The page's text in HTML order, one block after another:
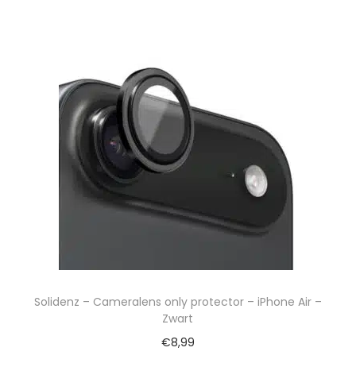
Solidenz – Cameralens only protector – iPhone Air –
Zwart
€8,99